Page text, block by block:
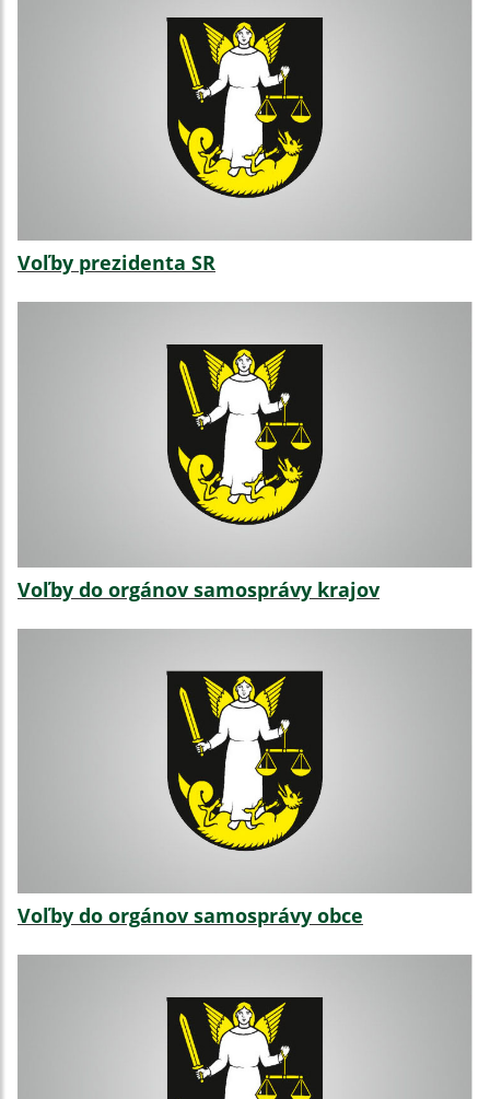
Voľby prezidenta SR
Voľby do orgánov samosprávy krajov
Voľby do orgánov samosprávy obce